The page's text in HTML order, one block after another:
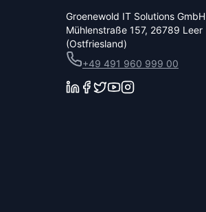
Groenewold IT Solutions GmbH
Mühlenstraße 157, 26789 Leer
(Ostfriesland)
+49 491 960 999 00